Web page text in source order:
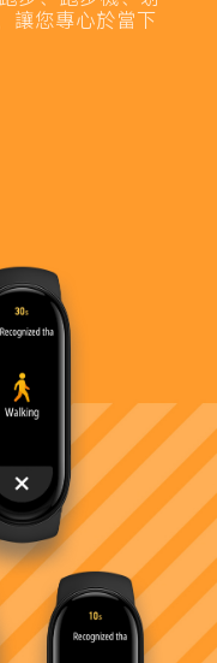
讓您專心於當下